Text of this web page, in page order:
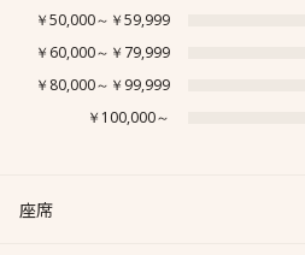
￥50,000～￥59,999
￥60,000～￥79,999
￥80,000～￥99,999
￥100,000～
座席